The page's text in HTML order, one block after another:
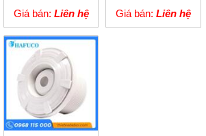
Giá bán: Liên hệ
Giá bán: Liên hệ